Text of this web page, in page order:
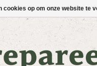
cookies op om onze website te